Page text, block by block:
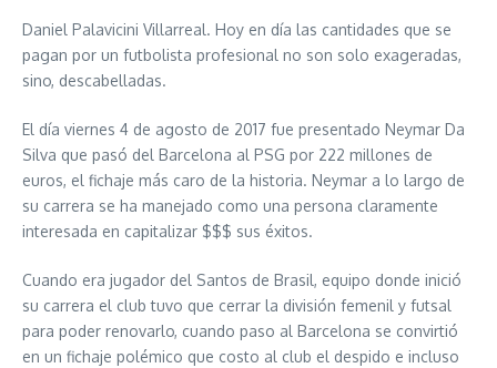
Daniel Palavicini Villarreal. Hoy en día las cantidades que se
pagan por un futbolista profesional no son solo exageradas,
sino, descabelladas.
El día viernes 4 de agosto de 2017 fue presentado Neymar Da
Silva que pasó del Barcelona al PSG por 222 millones de
euros, el fichaje más caro de la historia. Neymar a lo largo de
su carrera se ha manejado como una persona claramente
interesada en capitalizar $$$ sus éxitos.
Cuando era jugador del Santos de Brasil, equipo donde inició
su carrera el club tuvo que cerrar la división femenil y futsal
para poder renovarlo, cuando paso al Barcelona se convirtió
en un fichaje polémico que costo al club el despido e incluso